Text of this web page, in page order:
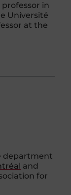
professor in
Université
at the
department
and
for